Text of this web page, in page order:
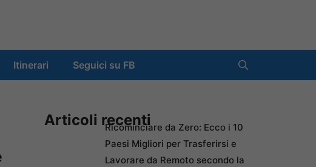
Itinerari Seguici su FB
Articoli recentiRicominciare da Zero: Ecco i 10
Paesi Migliori per Trasferirsi e
Lavorare da Remoto secondo la